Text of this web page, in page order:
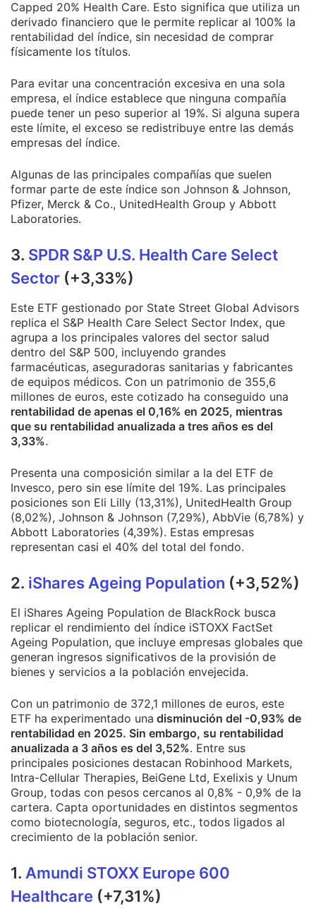
Capped 20% Health Care. Esto significa que utiliza un
derivado financiero que le permite replicar al 100% la
rentabilidad del índice, sin necesidad de comprar
físicamente los títulos.
Para evitar una concentración excesiva en una sola
empresa, el índice establece que ninguna compañía
puede tener un peso superior al 19%. Si alguna supera
este límite, el exceso se redistribuye entre las demás
empresas del índice.
Algunas de las principales compañías que suelen
formar parte de este índice son Johnson & Johnson,
Pfizer, Merck & Co., UnitedHealth Group y Abbott
Laboratories.
3. SPDR S&P U.S. Health Care Select
Sector (+3,33%)
Este ETF gestionado por State Street Global Advisors
replica el S&P Health Care Select Sector Index, que
agrupa a los principales valores del sector salud
dentro del S&P 500, incluyendo grandes
farmacéuticas, aseguradoras sanitarias y fabricantes
de equipos médicos. Con un patrimonio de 355,6
millones de euros, este cotizado ha conseguido una
rentabilidad de apenas el 0,16% en 2025, mientras
que su rentabilidad anualizada a tres años es del
3,33%.
Presenta una composición similar a la del ETF de
Invesco, pero sin ese límite del 19%. Las principales
posiciones son Eli Lilly (13,31%), UnitedHealth Group
(8,02%), Johnson & Johnson (7,29%), AbbVie (6,78%) y
Abbott Laboratories (4,39%). Estas empresas
representan casi el 40% del total del fondo.
2. iShares Ageing Population (+3,52%)
El iShares Ageing Population de BlackRock busca
replicar el rendimiento del índice iSTOXX FactSet
Ageing Population, que incluye empresas globales que
generan ingresos significativos de la provisión de
bienes y servicios a la población envejecida.
Con un patrimonio de 372,1 millones de euros, este
ETF ha experimentado una disminución del -0,93% de
rentabilidad en 2025. Sin embargo, su rentabilidad
anualizada a 3 años es del 3,52%. Entre sus
principales posiciones destacan Robinhood Markets,
Intra-Cellular Therapies, BeiGene Ltd, Exelixis y Unum
Group, todas con pesos cercanos al 0,8% - 0,9% de la
cartera. Capta oportunidades en distintos segmentos
como biotecnología, seguros, etc., todos ligados al
crecimiento de la población senior.
1. Amundi STOXX Europe 600
Healthcare (+7,31%)